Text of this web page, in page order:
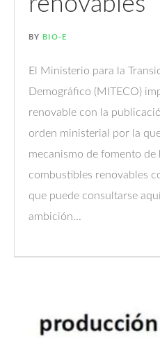
BY BIO-E
El Ministerio para la
Demográfico (MITECO)
renovable con la
orden ministerial por la
mecanismo de fomento
combustibles renovables
que puede consultarse
ambición...